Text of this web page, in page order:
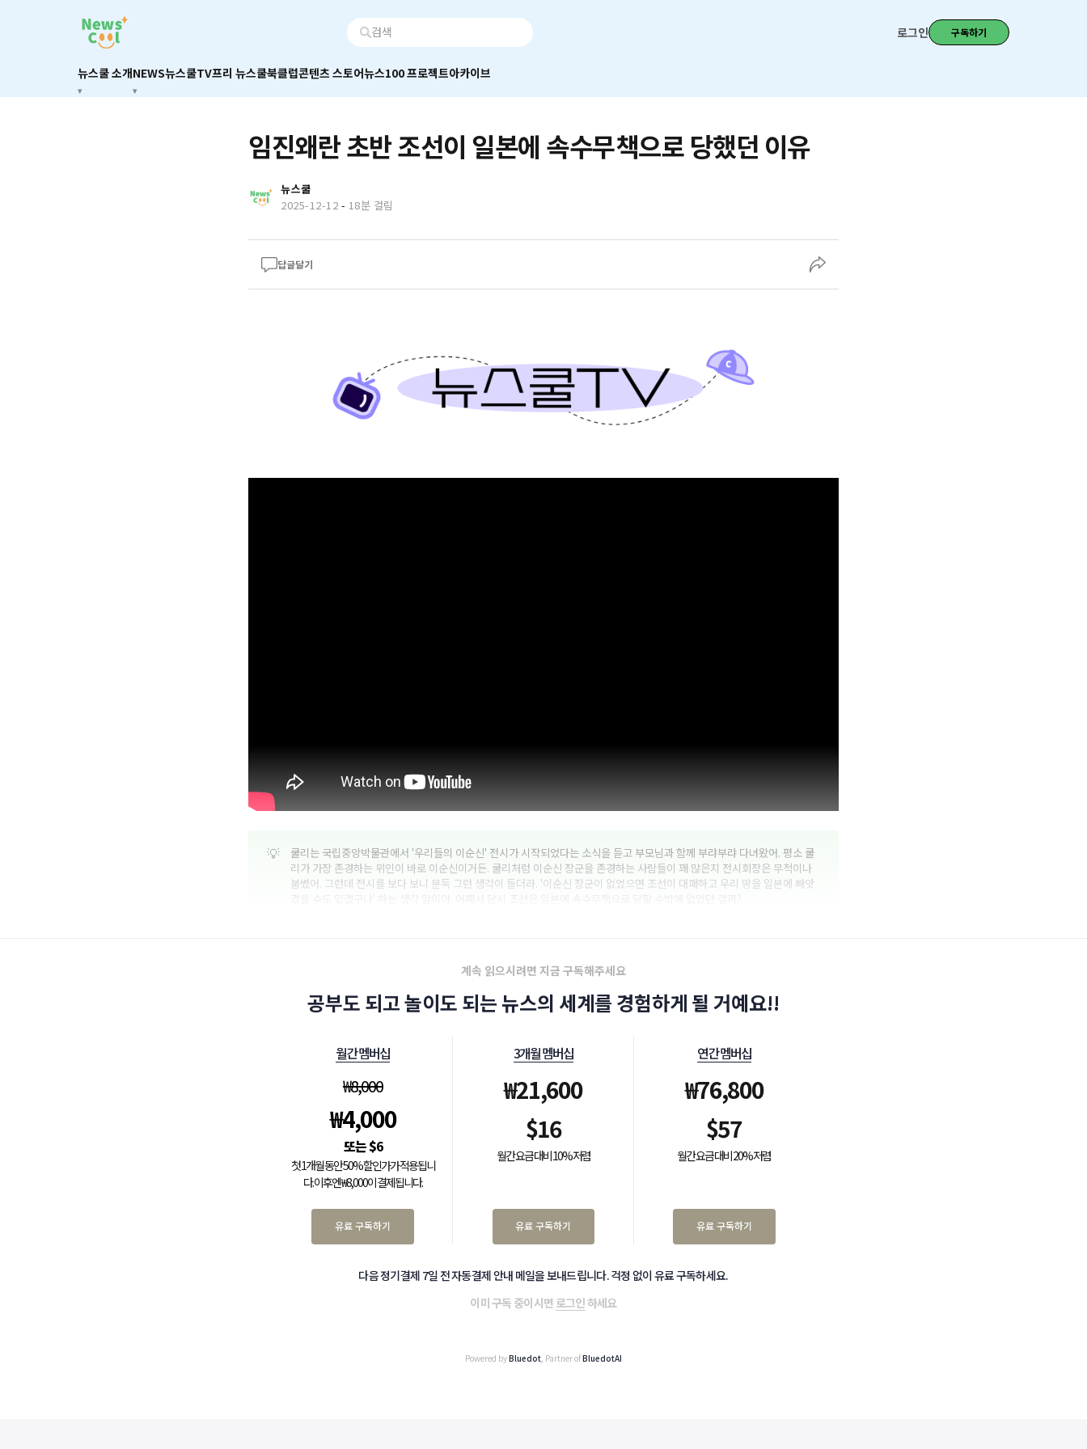
로그인 구독하기
뉴스쿨 소개NEWS뉴스쿨TV프리 뉴스쿨북클럽콘텐츠 스토어뉴스100 프로젝트아카이브
임진왜란 초반 조선이 일본에 속수무책으로 당했던 이유
뉴스쿨
2025-12-12 - 18분 걸림
답글달기
💡
쿨리는 국립중앙박물관에서 '우리들의 이순신' 전시가 시작되었다는 소식을 듣고 부모님과 함께 부랴부랴 다녀왔어. 평소 쿨
리가 가장 존경하는 위인이 바로 이순신이거든. 쿨리처럼 이순신 장군을 존경하는 사람들이 꽤 많은지 전시회장은 무척이나
붐볐어. 그런데 전시를 보다 보니 문득 그런 생각이 들더라. '이순신 장군이 없었으면 조선이 대패하고 우리 땅을 일본에 빼앗
계속 읽으시려면 지금 구독해주세요
공부도 되고 놀이도 되는 뉴스의 세계를 경험하게 될 거예요!!
월간 멤버십
₩8,000
₩4,000
$6
첫 1개월 동안 50% 할인가가 적용됩니
다. 이후엔 ₩8,000이 결제됩니다.
유료 구독하기
3개월 멤버십
₩21,600
$16
월간 요금 대비 10% 저렴
유료 구독하기
연간 멤버십
₩76,800
$57
월간 요금 대비 20% 저렴
유료 구독하기
다음 정기결제 7일 전 자동결제 안내 메일을 보내드립니다. 걱정 없이 유료 구독하세요.
이미 구독 중이시면 로그인하세요
Powered byBluedot , Partner ofBluedotAI